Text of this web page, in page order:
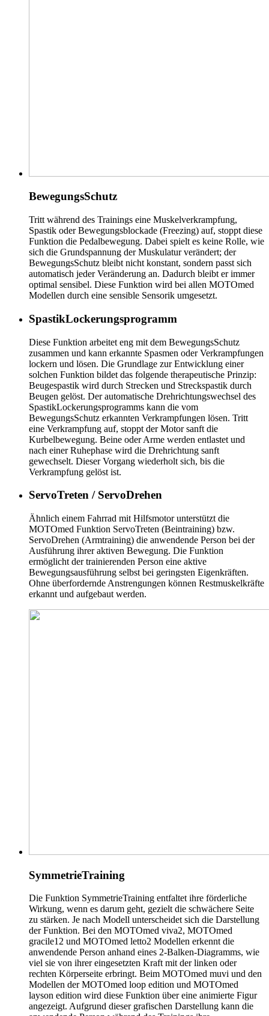
BewegungsSchutz
Tritt während des Trainings eine Muskelverkrampfung,
Spastik oder Bewegungsblockade (Freezing) auf, stoppt diese
Funktion die Pedalbewegung. Dabei spielt es keine Rolle, wie
sich die Grundspannung der Muskulatur verändert; der
BewegungsSchutz bleibt nicht konstant, sondern passt sich
automatisch jeder Veränderung an. Dadurch bleibt er immer
optimal sensibel. Diese Funktion wird bei allen MOTOmed
Modellen durch eine sensible Sensorik umgesetzt.
SpastikLockerungsprogramm
Diese Funktion arbeitet eng mit dem BewegungsSchutz
zusammen und kann erkannte Spasmen oder Verkrampfungen
lockern und lösen. Die Grundlage zur Entwicklung einer
solchen Funktion bildet das folgende therapeutische Prinzip:
Beugespastik wird durch Strecken und Streckspastik durch
Beugen gelöst. Der automatische Drehrichtungswechsel des
SpastikLockerungsprogramms kann die vom
BewegungsSchutz erkannten Verkrampfungen lösen. Tritt
eine Verkrampfung auf, stoppt der Motor sanft die
Kurbelbewegung. Beine oder Arme werden entlastet und
nach einer Ruhephase wird die Drehrichtung sanft
gewechselt. Dieser Vorgang wiederholt sich, bis die
Verkrampfung gelöst ist.
ServoTreten / ServoDrehen
Ähnlich einem Fahrrad mit Hilfsmotor unterstützt die
MOTOmed Funktion ServoTreten (Beintraining) bzw.
ServoDrehen (Armtraining) die anwendende Person bei der
Ausführung ihrer aktiven Bewegung. Die Funktion
ermöglicht der trainierenden Person eine aktive
Bewegungsausführung selbst bei geringsten Eigenkräften.
Ohne überfordernde Anstrengungen können Restmuskelkräfte
erkannt und aufgebaut werden.
SymmetrieTraining
Die Funktion SymmetrieTraining entfaltet ihre förderliche
Wirkung, wenn es darum geht, gezielt die schwächere Seite
zu stärken. Je nach Modell unterscheidet sich die Darstellung
der Funktion. Bei den MOTOmed viva2, MOTOmed
gracile12 und MOTOmed letto2 Modellen erkennt die
anwendende Person anhand eines 2-Balken-Diagramms, wie
viel sie von ihrer eingesetzten Kraft mit der linken oder
rechten Körperseite erbringt. Beim MOTOmed muvi und den
Modellen der MOTOmed loop edition und MOTOmed
layson edition wird diese Funktion über eine animierte Figur
angezeigt. Aufgrund dieser grafischen Darstellung kann die